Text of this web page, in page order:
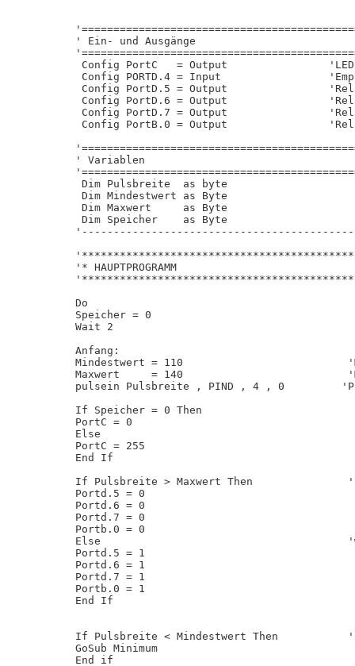
' Ein- und Ausgänge
Config PortC   = Output
Config PORTD.4 = Input
Config PortD.5 = Output
Config PortD.6 = Output
Config PortD.7 = Output
Config PortB.0 = Output
' Variablen
Dim Pulsbreite  as byte
Dim Mindestwert as Byte
Dim Maxwert     as Byte
Dim Speicher    as Byte
'* HAUPTPROGRAMM
Do
Speicher = 0
Wait 2
Anfang:
Mindestwert = 110
Maxwert     = 140
pulsein Pulsbreite , PIND , 4 , 0
If Speicher = 0 Then
PortC = 0
Else
PortC = 255
End If
If Pulsbreite > Maxwert Then
Portd.5 = 0
Portd.6 = 0
Portd.7 = 0
Portb.0 = 0
Else
Portd.5 = 1
Portd.6 = 1
Portd.7 = 1
Portb.0 = 1
End If
If Pulsbreite < Mindestwert Then
GoSub Minimum
End if